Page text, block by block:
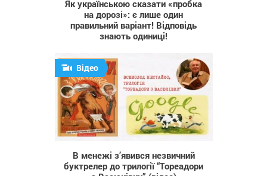
Як українською сказати «пробка
на дорозі»: є лише один
правильний варіант! Відповідь
знають одиниці!
364
Відео
В менежі з’явився незвичний
буктрелер до трилогії “Тореадори